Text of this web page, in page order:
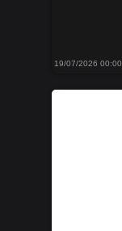
19/07/2026 00:00